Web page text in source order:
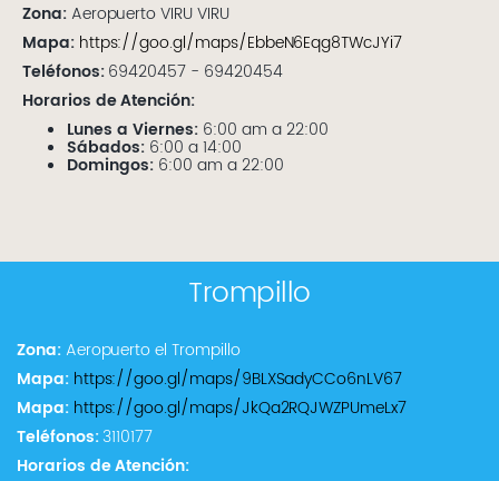
Zona:Aeropuerto VIRU VIRU
Mapa: https://goo.gl/maps/EbbeN6Eqg8TWcJYi7
Teléfonos:69420457 - 69420454
Horarios de Atención:
Lunes a Viernes: 6:00 am a 22:00
Sábados: 6:00 a 14:00
Domingos: 6:00 am a 22:00
Trompillo
Zona:Aeropuerto el Trompillo
Mapa: https://goo.gl/maps/9BLXSadyCCo6nLV67
Mapa: https://goo.gl/maps/JkQa2RQJWZPUmeLx7
Teléfonos:3110177
Horarios de Atención: